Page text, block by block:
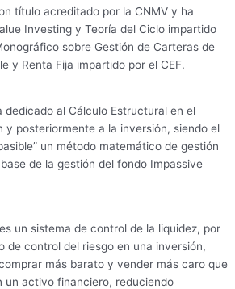
título acreditado por la CNMV y ha
Investing y Teoría del Ciclo impartido
sobre Gestión de Carteras de
y Renta Fija impartido por el CEF.
dedicado al Cálculo Estructural en el
y posteriormente a la inversión, siendo el
un método matemático de gestión
de la gestión del fondo Impassive
un sistema de control de la liquidez, por
de control del riesgo en una inversión,
más barato y vender más caro que
un activo financiero, reduciendo